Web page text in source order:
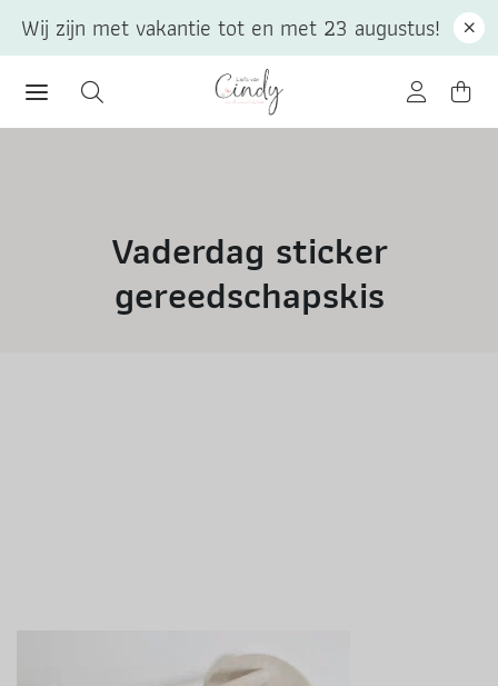
Vaderdag sticker
gereedschapskis
Wij zijn met vakantie tot en met 23 augustus!